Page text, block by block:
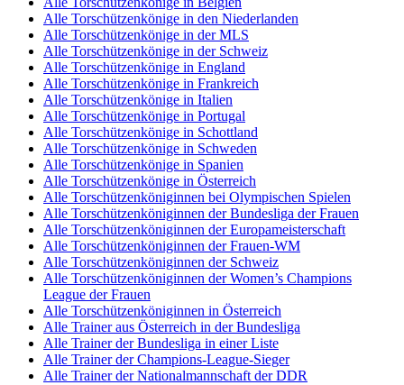
Alle Torschützenkönige in den Niederlanden
Alle Torschützenkönige in der MLS
Alle Torschützenkönige in der Schweiz
Alle Torschützenkönige in England
Alle Torschützenkönige in Frankreich
Alle Torschützenkönige in Italien
Alle Torschützenkönige in Portugal
Alle Torschützenkönige in Schottland
Alle Torschützenkönige in Schweden
Alle Torschützenkönige in Spanien
Alle Torschützenkönige in Österreich
Alle Torschützenköniginnen bei Olympischen Spielen
Alle Torschützenköniginnen der Bundesliga der Frauen
Alle Torschützenköniginnen der Europameisterschaft
Alle Torschützenköniginnen der Frauen-WM
Alle Torschützenköniginnen der Schweiz
Alle Torschützenköniginnen der Women’s Champions
League der Frauen
Alle Torschützenköniginnen in Österreich
Alle Trainer aus Österreich in der Bundesliga
Alle Trainer der Bundesliga in einer Liste
Alle Trainer der Champions-League-Sieger
Alle Trainer der Nationalmannschaft der DDR